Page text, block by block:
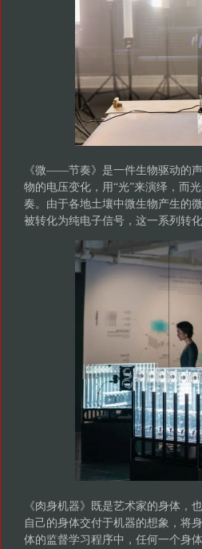
《微——节奏》是一件生物驱动的
物的电压变化，用“光”来演绎，而
奏。由于各地土壤中微生物产生的
被转化为纯电子信号，这一系列转
《肉身机器》既是艺术家的身体，
自己的身体交付于机器的想象，将
体的监督学习程序中，任何一个身